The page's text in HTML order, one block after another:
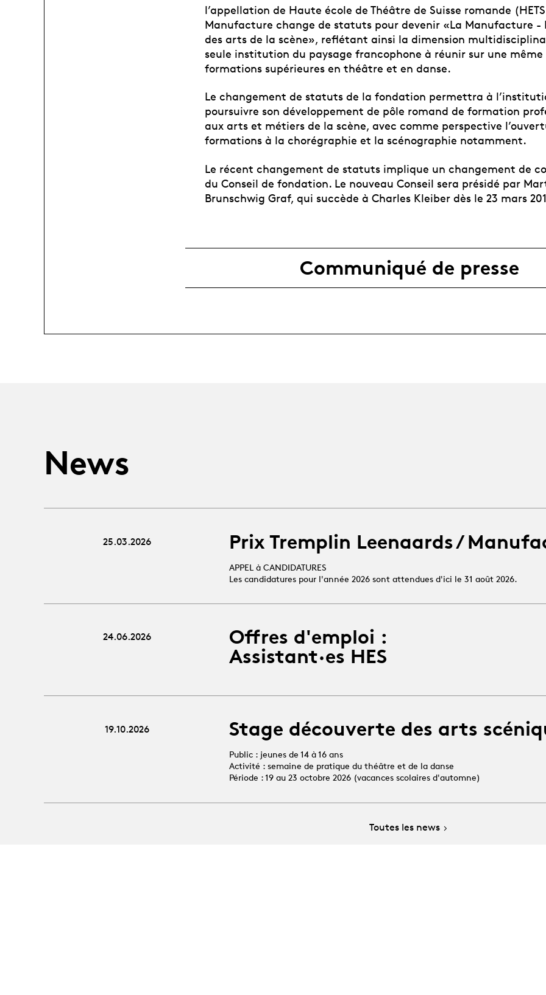
l’appellation de Haute école de Théâtre de Suisse romande
Manufacture change de statuts pour devenir «La Manufacture -
des arts de la scène», reflétant ainsi la dimension
seule institution du paysage francophone à réunir sur une même
formations supérieures en théâtre et en danse.
Le changement de statuts de la fondation permettra à
poursuivre son développement de pôle romand de formation
aux arts et métiers de la scène, avec comme perspective
formations à la chorégraphie et la scénographie notamment.
Le récent changement de statuts implique un changement de
du Conseil de fondation. Le nouveau Conseil sera présidé par
Brunschwig Graf, qui succède à Charles Kleiber dès le 23 mars
Communiqué de presse
News
25.03.2026 Prix Tremplin Leenaards /
APPEL à CANDIDATURES
Les candidatures pour l'année 2026 sont attendues d'ici le 31 août 2026.
24.06.2026
Offres d'emploi :
Assistant·es HES
19.10.2026 Stage découverte des arts
Public : jeunes de 14 à 16 ans
Activité : semaine de pratique du théâtre et de la danse
Période : 19 au 23 octobre 2026 (vacances scolaires d'automne)
Toutes les news